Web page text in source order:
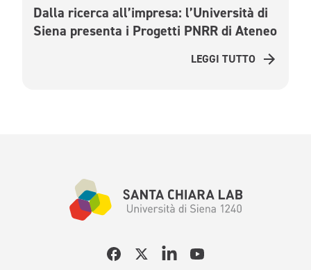
Dalla ricerca all’impresa: l’Università di
Siena presenta i Progetti PNRR di Ateneo
LEGGI TUTTO